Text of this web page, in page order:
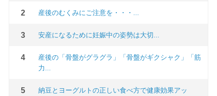
産後のむくみにご注意を・・・...
安産になるために妊娠中の姿勢は大切...
産後の「骨盤がグラグラ」「骨盤がギクシャク」「筋
力...
納豆とヨーグルトの正しい食べ方で健康効果アッ